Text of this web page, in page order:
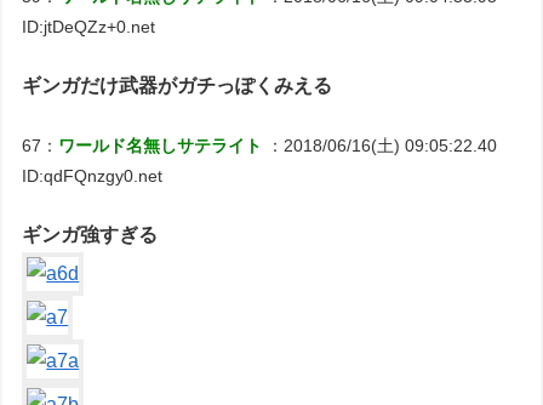
ID:jtDeQZz+0.net
ギンガだけ武器がガチっぽくみえる
67： ワールド名無しサテライト
：2018/06/16(土) 09:05:22.40
ID:qdFQnzgy0.net
ギンガ強すぎる